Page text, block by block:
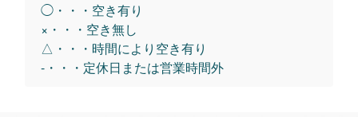
◯・・・空き有り
×・・・空き無し
△・・・時間により空き有り
-・・・定休日または営業時間外